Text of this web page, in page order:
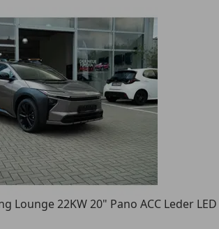
Lounge 22KW 20" Pano ACC Leder LED